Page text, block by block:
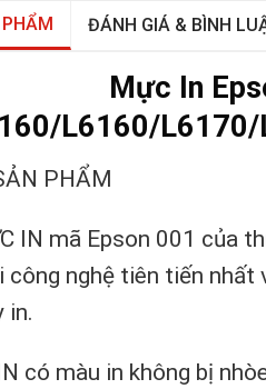
ĐÁNH GIÁ & BÌNH
Mực In
L6160/
PHẨM
IN mã Epson 001 của
công nghệ tiên tiến
in.
có màu in không bị